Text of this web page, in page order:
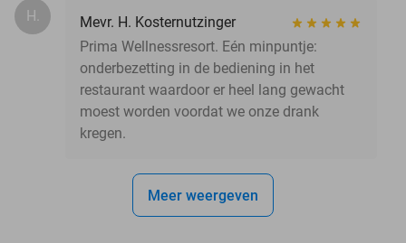
H.
Mevr. H. Kosternutzinger
Prima Wellnessresort. Eén minpuntje:
onderbezetting in de bediening in het
restaurant waardoor er heel lang gewacht
moest worden voordat we onze drank
kregen.
Meer weergeven